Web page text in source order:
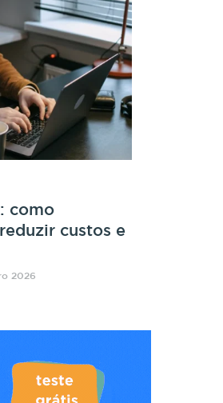
como
custos e
2026